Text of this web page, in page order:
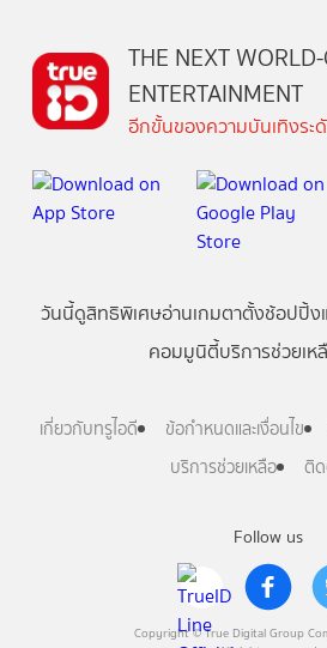
Follow us
Copyright © True Digital Group
THE NEXT
ENTERTAINMENT
อีกขั้นของความบันเทิงระ
วันนี้ดูสิทธิพิเศษอ่านเกมตาตั้งช้อปปิ้ง
คอมมูนิตี้บริการช่วยเห
เกี่ยวกับทรูไอดี ข้อกำหนดและเงื่อนไข
บริการช่วยเหลือ
ติด